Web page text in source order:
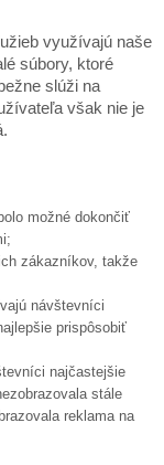
využívajú naše
súbory, ktoré
slúži na
však nie je
možné dokončiť
zákazníkov, takže
návštevníci
prispôsobiť
najčastejšie
stále
reklama na